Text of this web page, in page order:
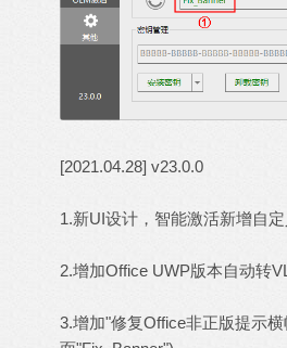
[2021.04.28] v23.0.0
1.新UI设计，智能激活新增自定
2.增加Office UWP版本自动转
3.增加"修复Office非正版提示